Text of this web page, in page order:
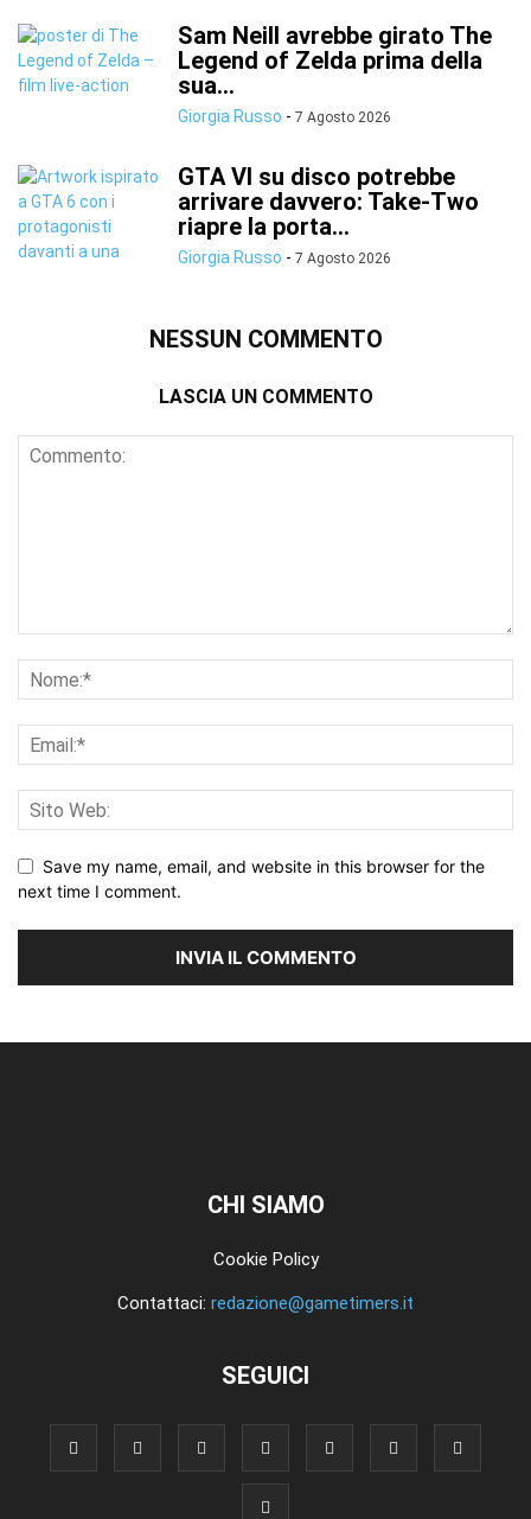
Sam Neill avrebbe girato The
Legend of Zelda prima della
sua...
Giorgia Russo - 7 Agosto 2026
GTA VI su disco potrebbe
arrivare davvero: Take-Two
riapre la porta...
Giorgia Russo - 7 Agosto 2026
NESSUN COMMENTO
LASCIA UN COMMENTO
Save my name, email, and website in this browser for the
next time I comment.
CHI SIAMO
Cookie Policy
Contattaci: redazione@gametimers.it
SEGUICI